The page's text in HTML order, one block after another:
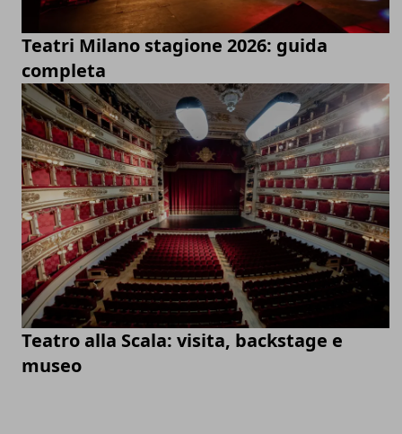
Teatri Milano stagione 2026: guida
completa
Teatro alla Scala: visita, backstage e
museo